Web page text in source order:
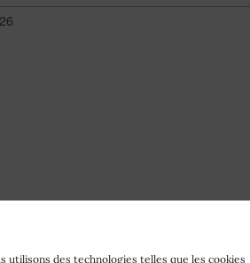
utilisons des technologies telles que les cookies